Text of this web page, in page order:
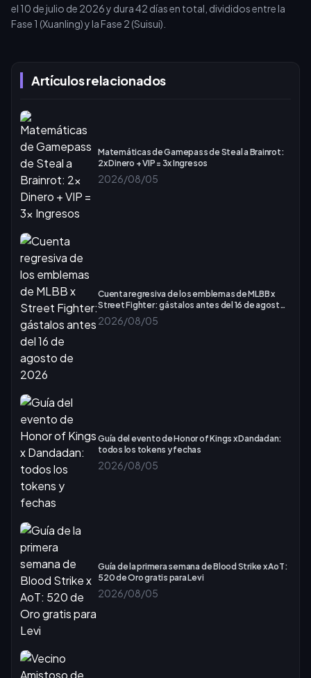
Artículos relacionados
Matemáticas de Gamepass de Steal a Brainrot:
2x Dinero + VIP = 3x Ingresos
2026/08/05
Cuenta regresiva de los emblemas de MLBB x
Street Fighter: gástalos antes del 16 de agosto
de 2026
2026/08/05
Guía del evento de Honor of Kings x Dandadan:
todos los tokens y fechas
2026/08/05
Guía de la primera semana de Blood Strike x AoT:
520 de Oro gratis para Levi
2026/08/05
el 10 de julio de 2026 y dura 42 días en total, divididos entre la
Fase 1 (Xuanling) y la Fase 2 (Suisui).